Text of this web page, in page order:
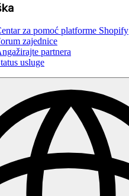
za pomoć platforme Shopify
zajednice
partnera
usluge